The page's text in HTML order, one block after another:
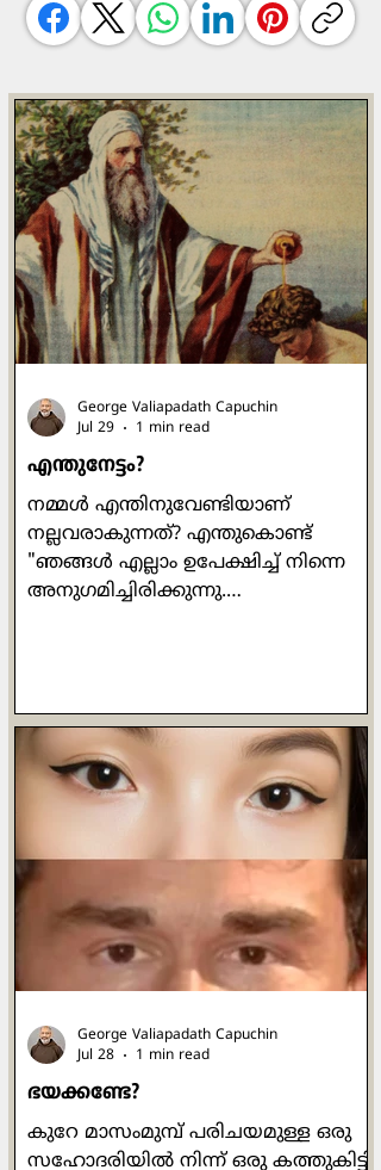
എന്തുനേട്ടം?
നമ്മൾ എന്തിനുവേണ്ടിയാണ്
നല്ലവരാകുന്നത്? എന്തുകൊണ്ട്
"ഞങ്ങൾ എല്ലാം ഉപേക്ഷിച്ച് നിന്നെ
അനുഗമിച്ചിരിക്കുന്നു.
പ്രബോധനങ്ങൾ ഒരിക്കലും പ്രതിഫലം
വാഗ്ദാനം ചെയ്തുകൊണ്ടുള്ളവ
ആയിരുന്നില്ല. പ്രാർത്ഥിക്കുമ്പോഴോ
ഉപവസിക്കുമ്പോഴോ ദാനധർമ്മം
ചെയ്യുമ്പോഴോ മനുഷ്യരെ കാണിച്ച്
ചെയ്യരുതെന്നും രഹസ്യത്തിൽ ദൈവം
മാത്രമേ അവ കണ്ടുകൂടൂ എന്നും
പറയുന്നുണ്ട് അവിടന്ന്. ചുരുക്കത്തിൽ
ഓരോന്നും അതതിനു
George Valiapadath Capuchin
Jul 29
1 min read
ഭയക്കണ്ടേ?
കുറേ മാസംമുമ്പ് പരിചയമുള്ള ഒരു
സഹോദരിയിൽ നിന്ന് ഒരു കത്തുകിട്ടി.
George Valiapadath Capuchin
Jul 28
1 min read